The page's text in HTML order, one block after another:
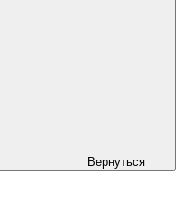
Вернуться